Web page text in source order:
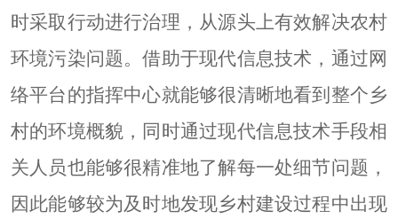
时采取行动进行治理，从源头上有效解决农村
环境污染问题。借助于现代信息技术，通过网
络平台的指挥中心就能够很清晰地看到整个乡
村的环境概貌，同时通过现代信息技术手段相
关人员也能够很精准地了解每一处细节问题，
因此能够较为及时地发现乡村建设过程中出现